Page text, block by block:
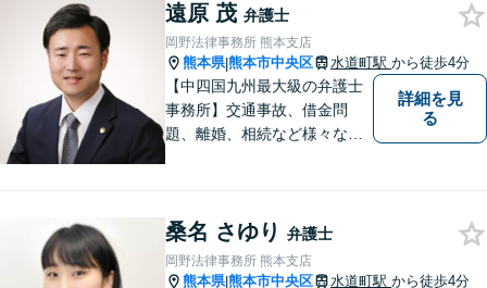
の方の契約関係トラブルまで
幅広くご相談いただいており
ます。お気軽にご相談くださ
い。
遠原 茂 弁護士
岡野法律事務所 熊本支店
熊本県|熊本市中央区 水道町駅 から徒歩4分
【中四国九州最大級の弁護士
事務所】交通事故、借金問
題、離婚、相続など様々な問
い！
詳細を見
る
桑名 さゆり 弁護士
岡野法律事務所 熊本支店
熊本県|熊本市中央区 水道町駅 から徒歩4分